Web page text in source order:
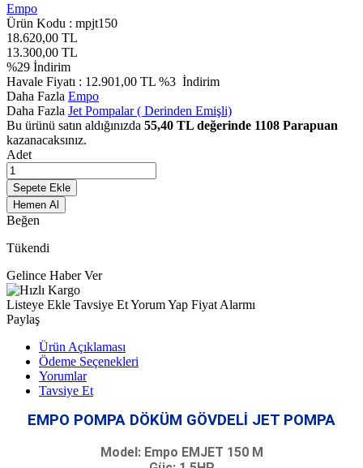
Empo
Ürün Kodu : mpjt150
18.620,00 TL
13.300,00 TL
%29 İndirim
Havale Fiyatı : 12.901,00 TL %3 İndirim
Daha Fazla Empo
Daha Fazla Jet Pompalar ( Derinden Emişli)
Bu ürünü satın aldığınızda 55,40 TL değerinde 1108 Parapuan
kazanacaksınız.
Adet
Sepete Ekle
Hemen Al
Beğen
Tükendi
Gelince Haber Ver
Listeye Ekle Tavsiye EtYorum Yap Fiyat Alarmı
Paylaş
Ürün Açıklaması
Ödeme Seçenekleri
Yorumlar
Tavsiye Et
EMPO POMPA DÖKÜM GÖVDELİ JET POMPA
Model: Empo EMJET 150 M